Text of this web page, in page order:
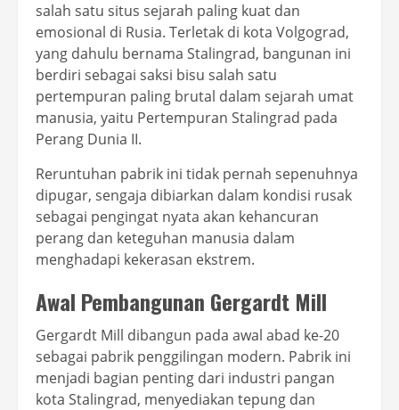
salah satu situs sejarah paling kuat dan
emosional di Rusia. Terletak di kota Volgograd,
yang dahulu bernama Stalingrad, bangunan ini
berdiri sebagai saksi bisu salah satu
pertempuran paling brutal dalam sejarah umat
manusia, yaitu Pertempuran Stalingrad pada
Perang Dunia II.
Reruntuhan pabrik ini tidak pernah sepenuhnya
dipugar, sengaja dibiarkan dalam kondisi rusak
sebagai pengingat nyata akan kehancuran
perang dan keteguhan manusia dalam
menghadapi kekerasan ekstrem.
Awal Pembangunan Gergardt Mill
Gergardt Mill dibangun pada awal abad ke-20
sebagai pabrik penggilingan modern. Pabrik ini
menjadi bagian penting dari industri pangan
kota Stalingrad, menyediakan tepung dan